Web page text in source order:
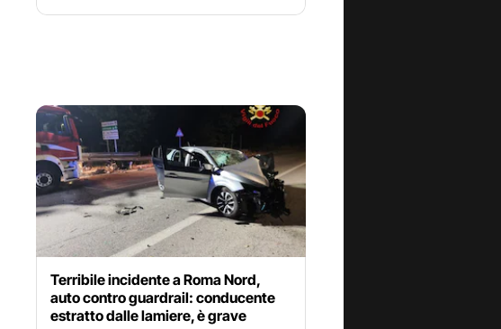
Terribile incidente a Roma Nord,
auto contro guardrail: conducente
estratto dalle lamiere, è grave